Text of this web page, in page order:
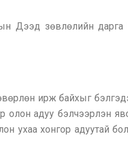
Дээд зөвлөлийн
ирж байхыг
адуу бэлчээрлэн
ухаа хонгор адуутай